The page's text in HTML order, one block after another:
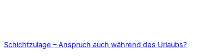
Schichtzulage – Anspruch auch während des Urlaubs?